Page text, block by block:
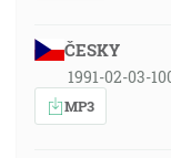
ČESKY
1991-02-03-
MP3